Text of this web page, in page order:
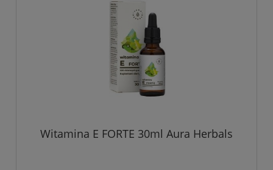
Witamina E FORTE 30ml Aura Herbals